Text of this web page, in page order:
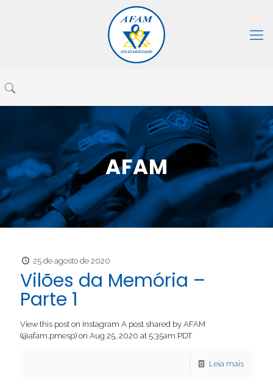
AFAM
25 de agosto de 2020
Vilões da Memória –
Parte 1
View this post on Instagram A post shared by AFAM
(@afam.pmesp) on Aug 25, 2020 at 5:35am PDT
Leia mais